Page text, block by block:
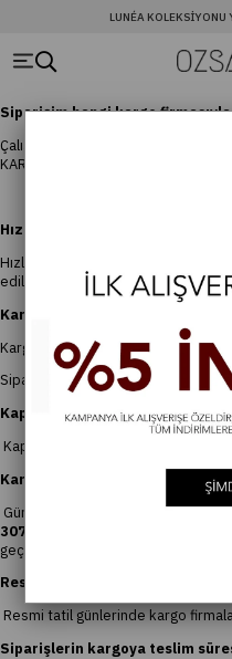
LUNÉA KOLEKSIYONU
Siparişim hangi kargo
Çalıştığımız kargo firmaları Kargola
KARGO 'dur.
Hızlı teslimat seçeneği var mı?
Hızlı teslimat ibaresi olan
edilmektedir.
Kargo ücreti ne kadar?
Kargo ücreti, 120 TL 'dir.
Siparişinizi oluştururken
Kapıda ödeme ücreti ne kadar?
Kapıda ödeme bedeli 50 TL 'dir.
Kargoya verilen siparişlerde
Güncel adres veya isim bilginizi
307 7495
geçebilirsiniz.
Resmi tatil günlerinde teslimat
Resmi tatil günlerinde kargo
Siparişlerin kargoya teslim